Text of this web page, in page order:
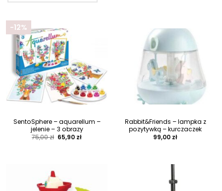
-12%
SentoSphere – aquarellum –
jelenie – 3 obrazy
75,00zł Pierwotna
cena
65,90 złAktualna
Rabbit&Friends – lampka z
pozytywką – kurczaczek
99,00 zł